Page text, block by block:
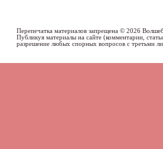
Перепечатка материалов запрещена © 2026
Публикуя материалы на сайте (комментарии,
разрешение любых спорных вопросов с третьми